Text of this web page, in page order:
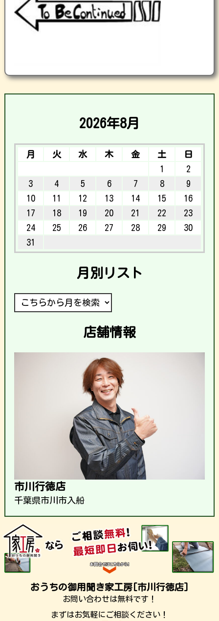
2026年8月
月 火 水 木 金 土
日
1
2
3
4 5 6 7 8
9
10
11 12 13 14 15
16
17
18 19 20 21 22
23
24
25 26 27 28 29
30
31
月別リスト
店舗情報
市川行徳店
千葉県市川市入船
おうちの御用聞き家工房[市川行徳店]
お問い合わせは無料です！
まずはお気軽にご相談ください！